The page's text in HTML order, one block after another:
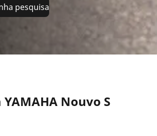
pesquisa
Nouvo S